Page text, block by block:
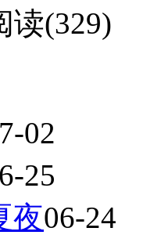
读(329)
02
25
夜06-24